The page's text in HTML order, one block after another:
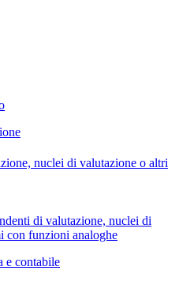
nuclei di valutazione o altri
di valutazione, nuclei di
con funzioni analoghe
e contabile